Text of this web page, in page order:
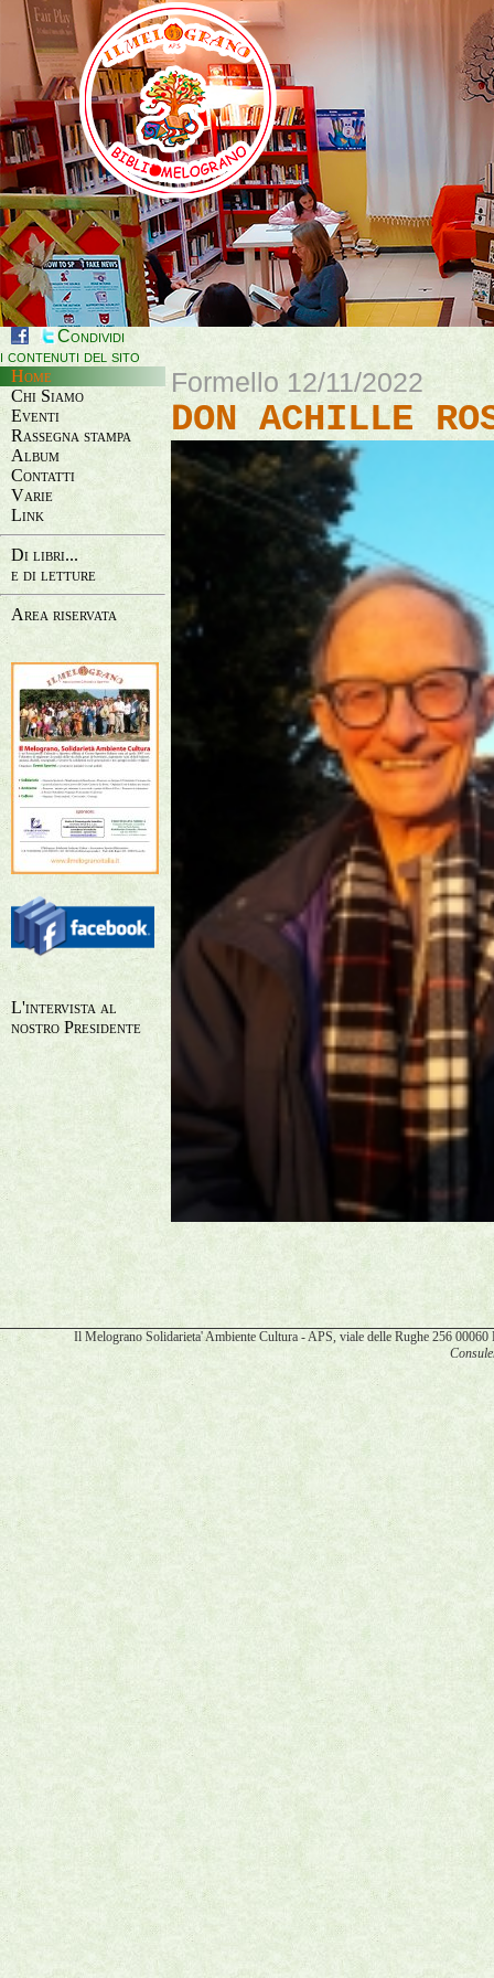
Condividi
i contenuti del sito
Home
Chi Siamo
Eventi
Rassegna stampa
Album
Contatti
Varie
Link
Di libri...
e di letture
Area riservata
L'intervista al
nostro Presidente
Formello 12/11/2022
DON ACHILLE
Il Melograno Solidarieta' Ambiente Cultura - APS, viale delle Rughe 256